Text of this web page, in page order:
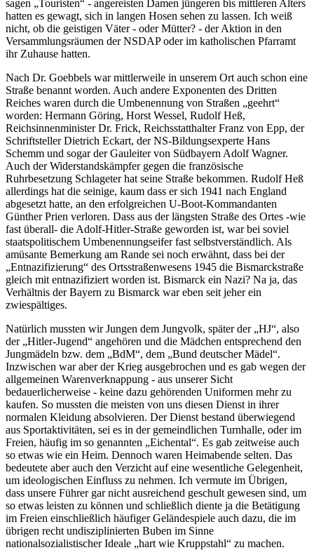
sagen Touristen
- angereisten Damen jüngeren bis mittleren Alters
hatten es gewagt, sich in langen Hosen sehen zu lassen. Ich weiß
nicht, ob die geistigen Väter - oder Mütter? - der Aktion in den
Versammlungsräumen der NSDAP oder im katholischen Pfarramt
ihr Zuhause hatten.
Nach Dr. Goebbels war mittlerweile in unserem Ort auch schon eine
Straße benannt worden. Auch andere Exponenten des Dritten
Reiches waren durch die Umbenennung von Straßen
geehrt
worden: Hermann Göring, Horst Wessel, Rudolf Heß,
Reichsinnenminister Dr. Frick, Reichsstatthalter Franz von Epp, der
Schriftsteller Dietrich Eckart, der NS-Bildungsexperte Hans
Schemm und sogar der Gauleiter von Südbayern Adolf Wagner.
Auch der Widerstandskämpfer gegen die französische
Ruhrbesetzung Schlageter hat seine Straße bekommen. Rudolf Heß
allerdings hat die seinige, kaum dass er sich 1941 nach England
abgesetzt hatte, an den erfolgreichen U-Boot-Kommandanten
Günther Prien verloren. Dass aus der längsten Straße des Ortes -wie
fast überall- die Adolf-Hitler-Straße geworden ist, war bei soviel
staatspolitischem Umbenennungseifer fast selbstverständlich. Als
amüsante Bemerkung am Rande sei noch erwähnt, dass bei der
Entnazifizierung
des Ortsstraßenwesens 1945 die Bismarckstraße
gleich mit entnazifiziert worden ist. Bismarck ein Nazi? Na ja, das
Verhältnis der Bayern zu Bismarck war eben seit jeher ein
zwiespältiges.
Natürlich mussten wir Jungen dem Jungvolk, später der HJ , also
der Hitler-Jugend
angehören und die Mädchen entsprechend den
Jungmädeln bzw. dem
BdM , dem Bund deutscher Mädel .
Inzwischen war aber der Krieg ausgebrochen und es gab wegen der
allgemeinen Warenverknappung - aus unserer Sicht
bedauerlicherweise - keine dazu gehörenden Uniformen mehr zu
kaufen. So mussten die meisten von uns diesen Dienst in ihrer
normalen Kleidung absolvieren. Der Dienst bestand überwiegend
aus Sportaktivitäten, sei es in der gemeindlichen Turnhalle, oder im
Freien, häufig im so genannten
Eichental . Es gab zeitweise auch
so etwas wie ein Heim. Dennoch waren Heimabende selten. Das
bedeutete aber auch den Verzicht auf eine wesentliche Gelegenheit,
um ideologischen Einfluss zu nehmen. Ich vermute im Übrigen,
dass unsere Führer gar nicht ausreichend geschult gewesen sind, um
so etwas leisten zu können und schließlich diente ja die Betätigung
im Freien einschließlich häufiger Geländespiele auch dazu, die im
übrigen recht undisziplinierten Buben im Sinne
nationalsozialistischer Ideale
hart wie Kruppstahl
zu machen.